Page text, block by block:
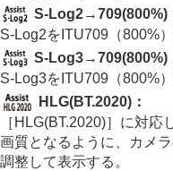
撮影中の画面表示を
オートレビュー
グリッドライン
グリッドライン
ライブビュー表
絞りプレビュー
撮影結果プレビ
ブライトモニタ
S-Log2→709(800%)
S-Log2をITU709（800%
S-Log3→709(800%)
S-Log3をITU709（800%
HLG(BT.2020) ：
［HLG(BT.2020)］ に対応
画質となるように、カメ
調整して表示する。